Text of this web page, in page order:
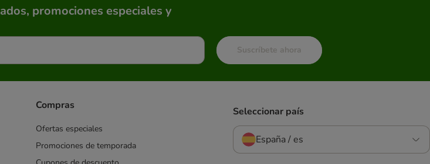
promociones especiales y
Suscríbete ahora
Compras
Ofertas especiales
Promociones de temporada
Seleccionar país
España / es